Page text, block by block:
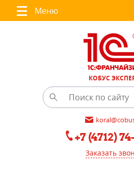
Меню
КОБУС
+7 (4712)
Заказать